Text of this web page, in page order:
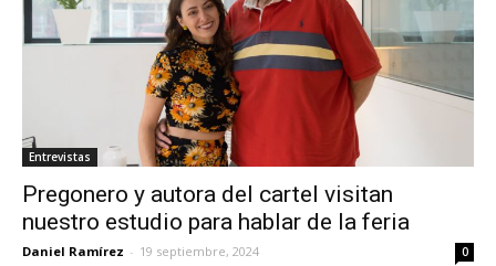
Entrevistas
Pregonero y autora del cartel visitan
nuestro estudio para hablar de la feria
Daniel Ramírez - 19 septiembre, 2024 0